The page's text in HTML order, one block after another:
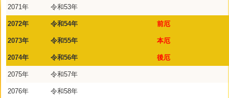
2071年 令和53年
2072年 令和54年 前厄
2073年 令和55年 本厄
2074年 令和56年 後厄
2075年 令和57年
2076年 令和58年